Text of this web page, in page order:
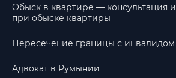
Обыск в квартире — консультация
при обыске квартиры
Пересечение границы с инвалидом
Адвокат в Румынии